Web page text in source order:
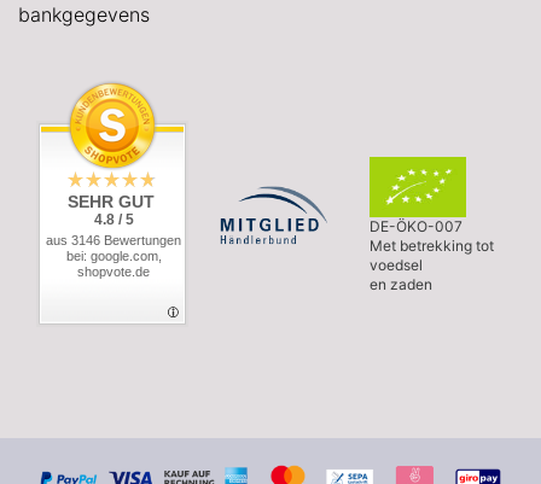
bankgegevens
SEHR GUT
4.8 / 5
aus 3146 Bewertungen
bei: google.com,
shopvote.de
DE-ÖKO-007
Met betrekking tot
voedsel
en zaden